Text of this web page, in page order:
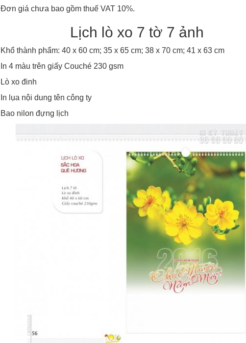
Đơn giá chưa bao gồm thuế VAT 10%.
Lịch lò xo 7 tờ 7 ảnh
Khổ thành phẩm: 40 x 60 cm; 35 x 65 cm; 38 x 70 cm; 41 x 63 cm
In 4 màu trên giấy Couché 230 gsm
Lò xo đinh
In lụa nội dung tên công ty
Bao nilon đựng lịch